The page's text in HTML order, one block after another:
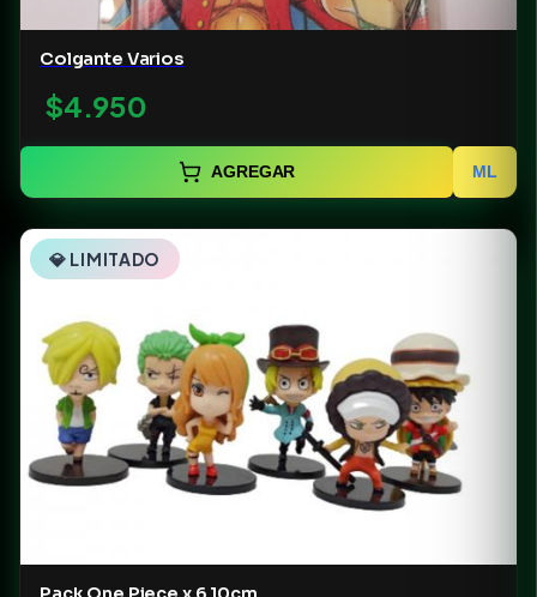
Colgante Varios
$4.950
AGREGAR ML
💎 LIMITADO